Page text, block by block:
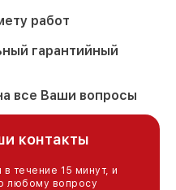
работ
гарантийный
все Ваши вопросы
контакты
течение 15 минут, и
любому вопросу